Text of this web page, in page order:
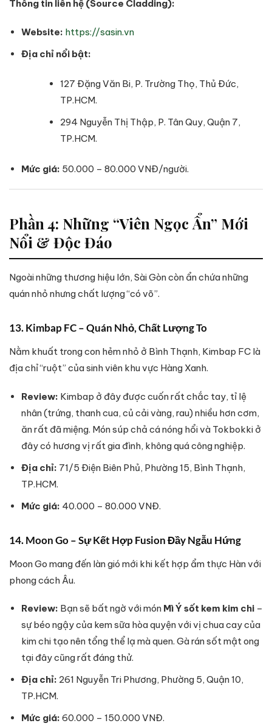
Thông tin liên hệ (Source Cladding):
Website: https://sasin.vn
Địa chỉ nổi bật:
127 Đặng Văn Bi, P. Trường Thọ, Thủ Đức,
TP.HCM.
294 Nguyễn Thị Thập, P. Tân Quy, Quận 7,
TP.HCM.
Mức giá: 50.000 – 80.000 VNĐ/người.
Phần 4: Những “Viên Ngọc Ẩn” Mới
Nổi & Độc Đáo
Ngoài những thương hiệu lớn, Sài Gòn còn ẩn chứa những
quán nhỏ nhưng chất lượng “có võ”.
13. Kimbap FC – Quán Nhỏ, Chất Lượng To
Nằm khuất trong con hẻm nhỏ ở Bình Thạnh, Kimbap FC là
địa chỉ “ruột” của sinh viên khu vực Hàng Xanh.
Review: Kimbap ở đây được cuốn rất chắc tay, tỉ lệ
nhân (trứng, thanh cua, củ cải vàng, rau) nhiều hơn cơm,
ăn rất đã miệng. Món súp chả cá nóng hổi và Tokbokki ở
đây có hương vị rất gia đình, không quá công nghiệp.
Địa chỉ: 71/5 Điện Biên Phủ, Phường 15, Bình Thạnh,
TP.HCM.
Mức giá: 40.000 – 80.000 VNĐ.
14. Moon Go – Sự Kết Hợp Fusion Đầy Ngẫu Hứng
Moon Go mang đến làn gió mới khi kết hợp ẩm thực Hàn với
phong cách Âu.
Review: Bạn sẽ bất ngờ với món Mì Ý sốt kem kim chi–
sự béo ngậy của kem sữa hòa quyện với vị chua cay của
kim chi tạo nên tổng thể lạ mà quen. Gà rán sốt mật ong
tại đây cũng rất đáng thử.
Địa chỉ: 261 Nguyễn Tri Phương, Phường 5, Quận 10,
TP.HCM.
Mức giá: 60.000 – 150.000 VNĐ.